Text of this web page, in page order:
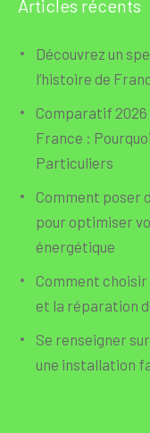
Articles récents
Découvrez un
l’histoire de
Comparatif 2026
France :
Particuliers
Comment poser
pour optimiser
énergétique
Comment choisir
et la réparation
Se renseigner
une installation